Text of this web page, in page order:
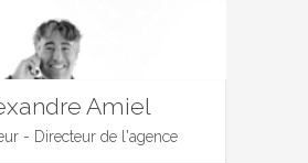
Amiel
- Directeur de l'agence